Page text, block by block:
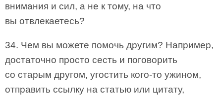
внимания и сил, а не к тому, на что
вы отвлекаетесь?
34. Чем вы можете помочь другим? Например,
достаточно просто сесть и поговорить
со старым другом, угостить кого-то ужином,
отправить ссылку на статью или цитату,